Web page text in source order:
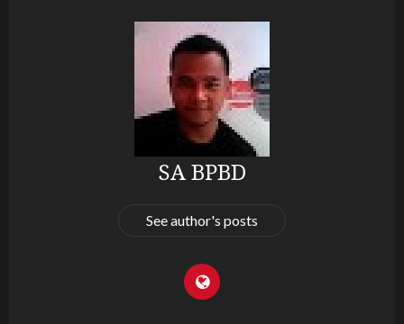
SA BPBD
See author's posts